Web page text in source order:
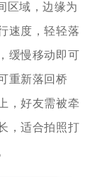
区域，边缘为
速度，轻轻落
缓慢移动即可
重新落回桥
，好友需被牵
，适合拍照打